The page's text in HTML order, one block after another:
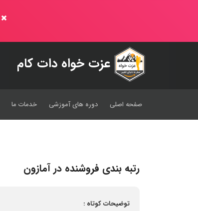
عزت خواه دات کام
صفحه اصلی دوره های آموزشی خدمات ما
رتبه بندی فروشنده در آمازون
توضیحات کوتاه :